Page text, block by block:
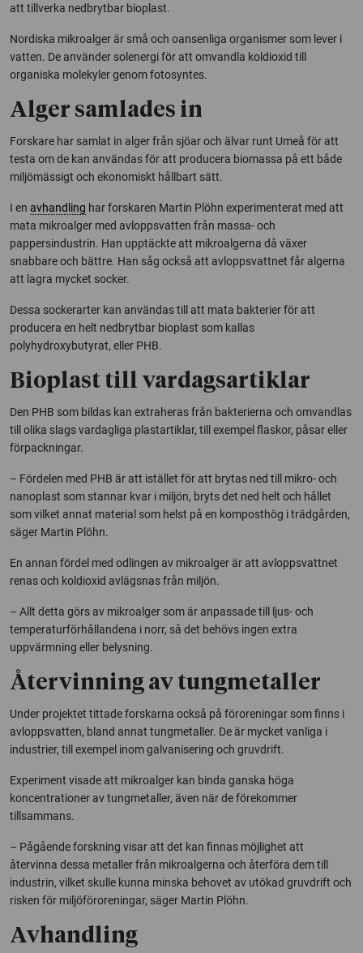
att tillverka nedbrytbar bioplast.
Nordiska mikroalger är små och oansenliga organismer som lever i
vatten. De använder solenergi för att omvandla koldioxid till
organiska molekyler genom fotosyntes.
Alger samlades in
Forskare har samlat in alger från sjöar och älvar runt Umeå för att
testa om de kan användas för att producera biomassa på ett både
miljömässigt och ekonomiskt hållbart sätt.
I en avhandling har forskaren Martin Plöhn experimenterat med att
mata mikroalger med avloppsvatten från massa- och
pappersindustrin. Han upptäckte att mikroalgerna då växer
snabbare och bättre. Han såg också att avloppsvattnet får algerna
att lagra mycket socker.
Dessa sockerarter kan användas till att mata bakterier för att
producera en helt nedbrytbar bioplast som kallas
polyhydroxybutyrat, eller PHB.
Bioplast till vardagsartiklar
Den PHB som bildas kan extraheras från bakterierna och omvandlas
till olika slags vardagliga plastartiklar, till exempel flaskor, påsar eller
förpackningar.
– Fördelen med PHB är att istället för att brytas ned till mikro- och
nanoplast som stannar kvar i miljön, bryts det ned helt och hållet
som vilket annat material som helst på en komposthög i trädgården,
säger Martin Plöhn.
En annan fördel med odlingen av mikroalger är att avloppsvattnet
renas och koldioxid avlägsnas från miljön.
– Allt detta görs av mikroalger som är anpassade till ljus- och
temperaturförhållandena i norr, så det behövs ingen extra
uppvärmning eller belysning.
Återvinning av tungmetaller
Under projektet tittade forskarna också på föroreningar som finns i
avloppsvatten, bland annat tungmetaller. De är mycket vanliga i
industrier, till exempel inom galvanisering och gruvdrift.
Experiment visade att mikroalger kan binda ganska höga
koncentrationer av tungmetaller, även när de förekommer
tillsammans.
– Pågående forskning visar att det kan finnas möjlighet att
återvinna dessa metaller från mikroalgerna och återföra dem till
industrin, vilket skulle kunna minska behovet av utökad gruvdrift och
risken för miljöföroreningar, säger Martin Plöhn.
Avhandling